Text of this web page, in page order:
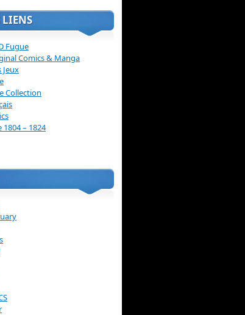
LIENS
Fugue
Comics & Manga
Jeux
Collection
1804 – 1824